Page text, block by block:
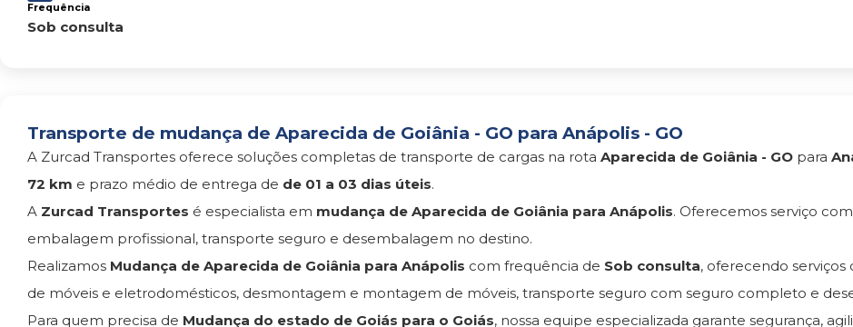
Frequência
Sob consulta
Transporte de mudança de Aparecida de Goiânia - GO para Anápolis - GO
A Zurcad Transportes oferece soluções completas de transporte de cargas na rota Aparecida de Goiânia - GO para
72 km e prazo médio de entrega de de 01 a 03 dias úteis.
A Zurcad Transportes é especialista em mudança de Aparecida de Goiânia para Anápolis. Oferecemos serviço
embalagem profissional, transporte seguro e desembalagem no destino.
Realizamos Mudança de Aparecida de Goiânia para Anápolis com frequência de Sob consulta, oferecendo
de móveis e eletrodomésticos, desmontagem e montagem de móveis, transporte seguro com seguro completo e
Para quem precisa de Mudança do estado de Goiás para o Goiás, nossa equipe especializada garante segurança,